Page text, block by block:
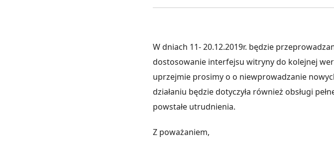
W dniach 11- 20.12.2019r. będzie
dostosowanie interfejsu witryny do kolejnej
uprzejmie prosimy o o niewprowadzanie
działaniu będzie dotyczyła również obsługi
powstałe utrudnienia.
Z poważaniem,